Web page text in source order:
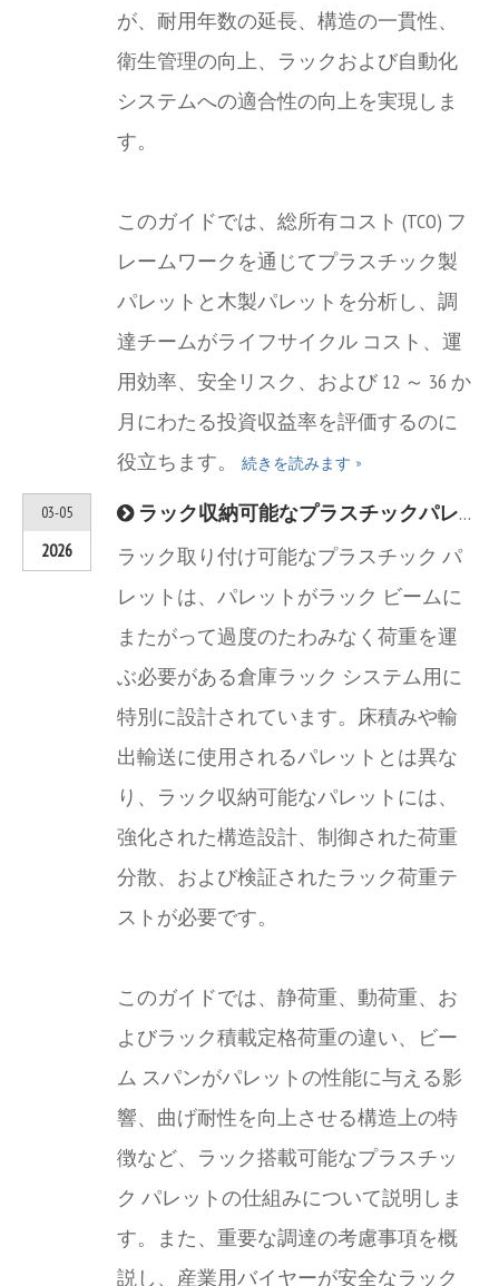
が、耐用年数の延長、構造の一貫性、
衛生管理の向上、ラックおよび自動化
システムへの適合性の向上を実現しま
す。
このガイドでは、総所有コスト (TCO) フ
レームワークを通じてプラスチック製
パレットと木製パレットを分析し、調
達チームがライフサイクル コスト、運
用効率、安全リスク、および 12 ～ 36 か
月にわたる投資収益率を評価するのに
役立ちます。 続きを読みます »
03-05
2026
ラック収納可能なプラスチックパレットについて、倉庫ラックシステム用のパレットの選び方を説明しました
ラック取り付け可能なプラスチック パ
レットは、パレットがラック ビームに
またがって過度のたわみなく荷重を運
ぶ必要がある倉庫ラック システム用に
特別に設計されています。床積みや輸
出輸送に使用されるパレットとは異な
り、ラック収納可能なパレットには、
強化された構造設計、制御された荷重
分散、および検証されたラック荷重テ
ストが必要です。
このガイドでは、静荷重、動荷重、お
よびラック積載定格荷重の違い、ビー
ム スパンがパレットの性能に与える影
響、曲げ耐性を向上させる構造上の特
徴など、ラック搭載可能なプラスチッ
ク パレットの仕組みについて説明しま
す。また、重要な調達の考慮事項を概
説し、産業用バイヤーが安全なラック